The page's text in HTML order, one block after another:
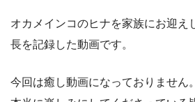
オカメインコのヒナを家族にお迎え
長を記録した動画です。
今回は癒し動画になっておりません。